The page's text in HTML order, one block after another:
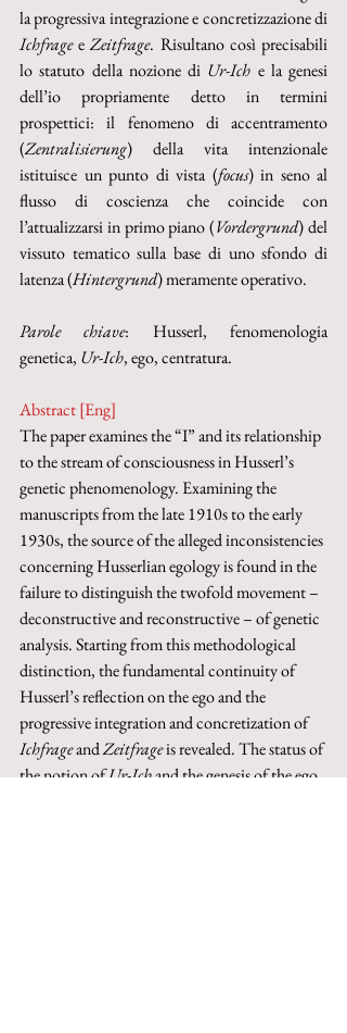
Ichfrage e Zeitfrage. Risultano così precisabili
lo statuto della nozione di Ur-Ich e la genesi
dell’io propriamente detto in termini
prospettici: il fenomeno di accentramento
(Zentralisierung) della vita intenzionale
istituisce un punto di vista (focus) in seno al
flusso di coscienza che coincide con
l’attualizzarsi in primo piano (Vordergrund) del
vissuto tematico sulla base di uno sfondo di
latenza (Hintergrund) meramente operativo.
Parole chiave: Husserl, fenomenologia
genetica, Ur-Ich, ego, centratura.
Abstract [Eng]
The paper examines the “I” and its relationship
to the stream of consciousness in Husserl’s
genetic phenomenology. Examining the
manuscripts from the late 1910s to the early
1930s, the source of the alleged inconsistencies
concerning Husserlian egology is found in the
failure to distinguish the twofold movement –
deconstructive and reconstructive – of genetic
analysis. Starting from this methodological
distinction, the fundamental continuity of
Husserl’s reflection on the ego and the
progressive integration and concretization of
Ichfrage and Zeitfrage is revealed. The status of
the notion of Ur-Ich and the genesis of the ego